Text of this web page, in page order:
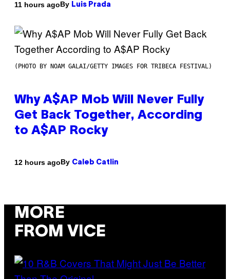
11 hours agoBy Luis Prada
(PHOTO BY NOAM GALAI/GETTY IMAGES FOR TRIBECA FESTIVAL)
Why A$AP Mob Will Never Fully
Get Back Together, According
to A$AP Rocky
12 hours agoBy Caleb Catlin
MORE
FROM VICE